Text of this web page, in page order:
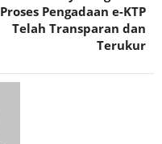
Proses Pengadaan e-KTP
Telah Transparan dan
Terukur